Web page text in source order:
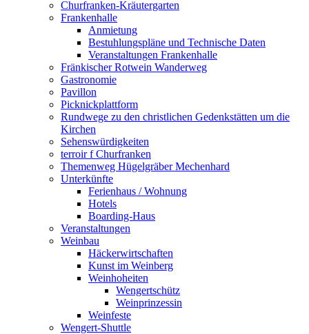
Churfranken-Kräutergarten
Frankenhalle
Anmietung
Bestuhlungspläne und Technische Daten
Veranstaltungen Frankenhalle
Fränkischer Rotwein Wanderweg
Gastronomie
Pavillon
Picknickplattform
Rundwege zu den christlichen Gedenkstätten um die
Kirchen
Sehenswürdigkeiten
terroir f Churfranken
Themenweg Hügelgräber Mechenhard
Unterkünfte
Ferienhaus / Wohnung
Hotels
Boarding-Haus
Veranstaltungen
Weinbau
Häckerwirtschaften
Kunst im Weinberg
Weinhoheiten
Wengertschütz
Weinprinzessin
Weinfeste
Wengert-Shuttle